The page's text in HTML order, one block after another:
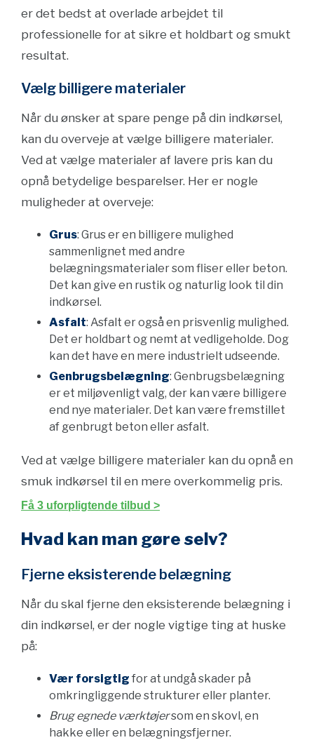
er det bedst at overlade arbejdet til
professionelle for at sikre et holdbart og smukt
resultat.
Vælg billigere materialer
Når du ønsker at spare penge på din indkørsel,
kan du overveje at vælge billigere materialer.
Ved at vælge materialer af lavere pris kan du
opnå betydelige besparelser. Her er nogle
muligheder at overveje:
Grus: Grus er en billigere mulighed
sammenlignet med andre
belægningsmaterialer som fliser eller beton.
Det kan give en rustik og naturlig look til din
indkørsel.
Asfalt: Asfalt er også en prisvenlig mulighed.
Det er holdbart og nemt at vedligeholde. Dog
kan det have en mere industrielt udseende.
Genbrugsbelægning: Genbrugsbelægning
er et miljøvenligt valg, der kan være billigere
end nye materialer. Det kan være fremstillet
af genbrugt beton eller asfalt.
Ved at vælge billigere materialer kan du opnå en
smuk indkørsel til en mere overkommelig pris.
Få 3 uforpligtende tilbud >
Hvad kan man gøre selv?
Fjerne eksisterende belægning
Når du skal fjerne den eksisterende belægning i
din indkørsel, er der nogle vigtige ting at huske
på:
Vær forsigtig for at undgå skader på
omkringliggende strukturer eller planter.
Brug egnede værktøjersom en skovl, en
hakke eller en belægningsfjerner.